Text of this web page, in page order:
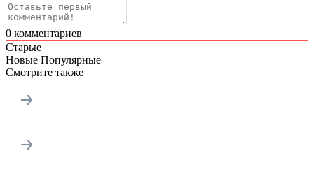
0 комментариев
Старые
Новые Популярные
Смотрите также